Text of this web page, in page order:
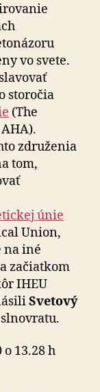
vo svete.
storočia
(The
združenia
tom,
únie
Union,
na iné
začiatkom
IHEU
Svetový
13.28 h